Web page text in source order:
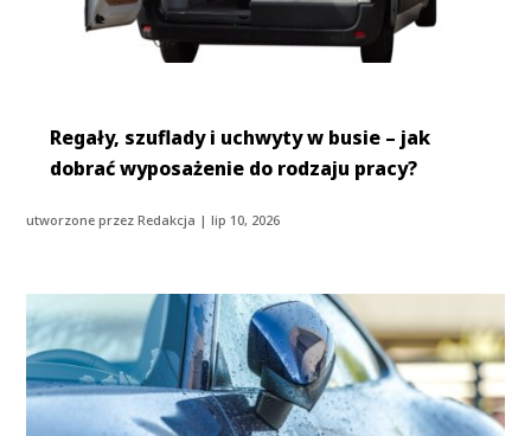
Regały, szuflady i uchwyty w busie – jak
dobrać wyposażenie do rodzaju pracy?
utworzone przezRedakcja |lip 10, 2026